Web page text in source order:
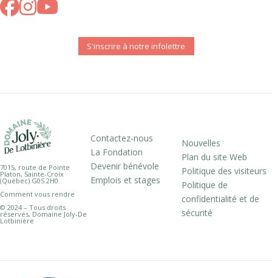
S'inscrire à notre infolettre
7015, route de Pointe
Platon, Sainte-Croix
(Québec) G0S 2H0
Comment vous rendre
© 2024 – Tous droits
réservés, Domaine Joly-De
Lotbinière
Contactez-nous
La Fondation
Devenir bénévole
Emplois et stages
Nouvelles
Plan du site Web
Politique des visiteurs
Politique de
confidentialité et de
sécurité